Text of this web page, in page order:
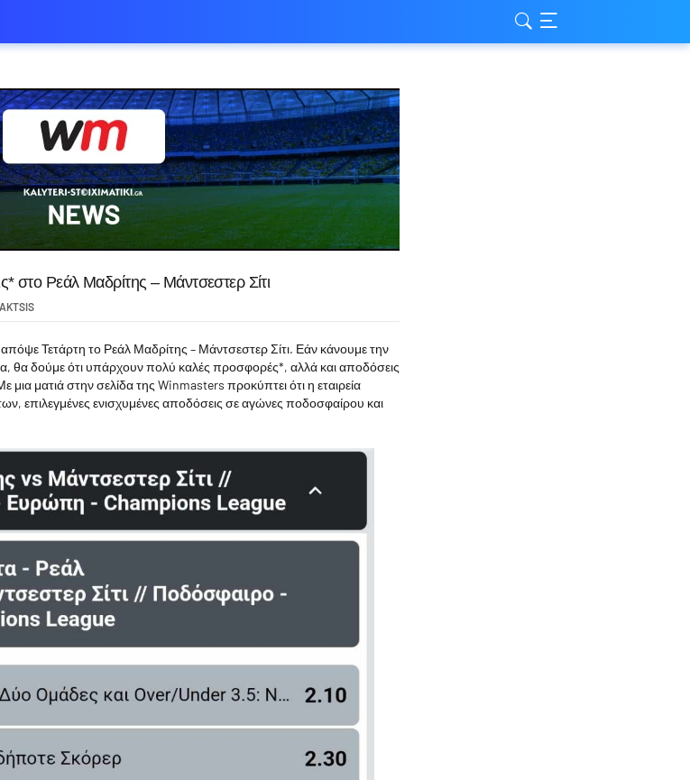
στο Ρεάλ Μαδρίτης – Μάντσεστερ Σίτι
Τετάρτη το Ρεάλ Μαδρίτης – Μάντσεστερ Σίτι. Εάν κάνουμε την
θα δούμε ότι υπάρχουν πολύ καλές προσφορές*, αλλά και αποδόσεις
ματιά στην σελίδα της Winmasters προκύπτει ότι η εταιρεία
επιλεγμένες ενισχυμένες αποδόσεις σε αγώνες ποδοσφαίρου και